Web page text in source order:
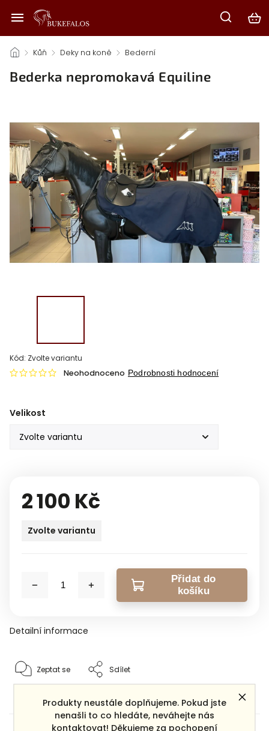
Produkty neustále doplňujeme. Pokud jste
nenašli to co hledáte, neváhejte nás
kontaktovat! Děkujeme za pochopení
/ Kůň / Deky na koně / Bederní
Bederka nepromokavá Equiline
Kód: Zvolte variantu
Neohodnoceno Podrobnosti hodnocení
Velikost
2 100 Kč
Zvolte variantu
Přidat do
košíku
Detailní informace
Zeptat se Sdílet